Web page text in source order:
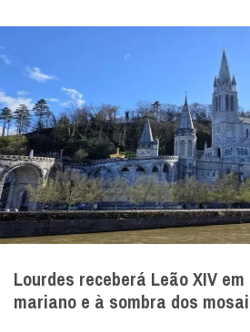
Lourdes receberá Leão XIV
mariano e à sombra dos